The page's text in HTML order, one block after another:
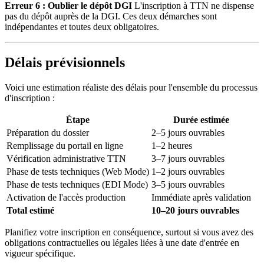
Erreur 6 : Oublier le dépôt DGI L'inscription à TTN ne dispense
pas du dépôt auprès de la DGI. Ces deux démarches sont
indépendantes et toutes deux obligatoires.
Délais prévisionnels
Voici une estimation réaliste des délais pour l'ensemble du processus
d'inscription :
Étape
Durée estimée
Préparation du dossier
2–5 jours ouvrables
Remplissage du portail en ligne
1–2 heures
Vérification administrative TTN
3–7 jours ouvrables
Phase de tests techniques (Web Mode) 1–2 jours ouvrables
Phase de tests techniques (EDI Mode) 3–5 jours ouvrables
Activation de l'accès production
Immédiate après validation
Total estimé
10–20 jours ouvrables
Planifiez votre inscription en conséquence, surtout si vous avez des
obligations contractuelles ou légales liées à une date d'entrée en
vigueur spécifique.